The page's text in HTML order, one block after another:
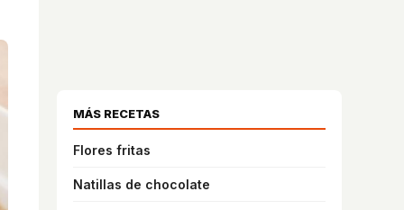
MÁS RECETAS
Flores fritas
Natillas de chocolate